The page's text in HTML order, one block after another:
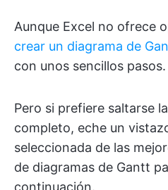
Aunque Excel no ofrece
crear un diagrama de
con unos sencillos pasos.
Pero si prefiere saltarse
completo, eche un
seleccionada de las
de diagramas de Gantt
continuación.